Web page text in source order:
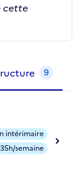
cette
9
intérimaire
35h/semaine